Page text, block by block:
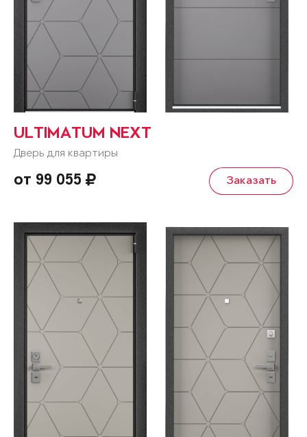
ULTIMATUM NEXT
Дверь для квартиры
от 99 055 Заказать